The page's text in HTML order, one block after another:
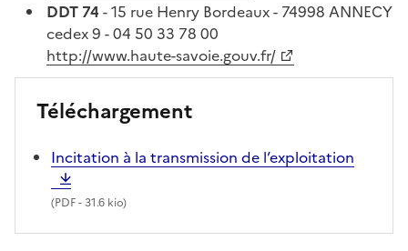
DDT 74 - 15 rue Henry Bordeaux - 74998 ANNECY
cedex 9 - 04 50 33 78 00
http://www.haute-savoie.gouv.fr/
Téléchargement
Incitation à la transmission de l’exploitation
(PDF- 31.6 kio)